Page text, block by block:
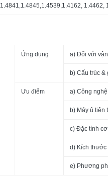
1.4841,1.4845,1.4539,1.4162, 1.4462,
Ứng dụng a) Đối với
b) Cấu trúc &
Ưu điểm a) Công
b) Máy ủ tiên
c) Đặc tính
d) Kích thước
e) Phương